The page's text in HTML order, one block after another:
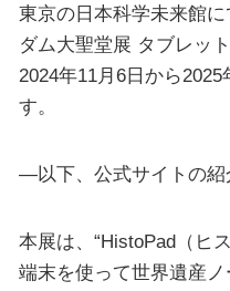
東京の日本科学未来館
ダム大聖堂展 タブレッ
2024年11月6日から
す。
—以下、公式サイトの
本展は、“HistoPad（ヒ
端末を使って世界遺産